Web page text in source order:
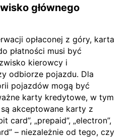
głównego
opłaconej z góry, karta
płatności musi być
kierowcy i
odbiorze pojazdu. Dla
pojazdów mogą być
karty kredytowe, w tym
są akceptowane karty z
card”, „prepaid”, „electron”,
– niezależnie od tego, czy